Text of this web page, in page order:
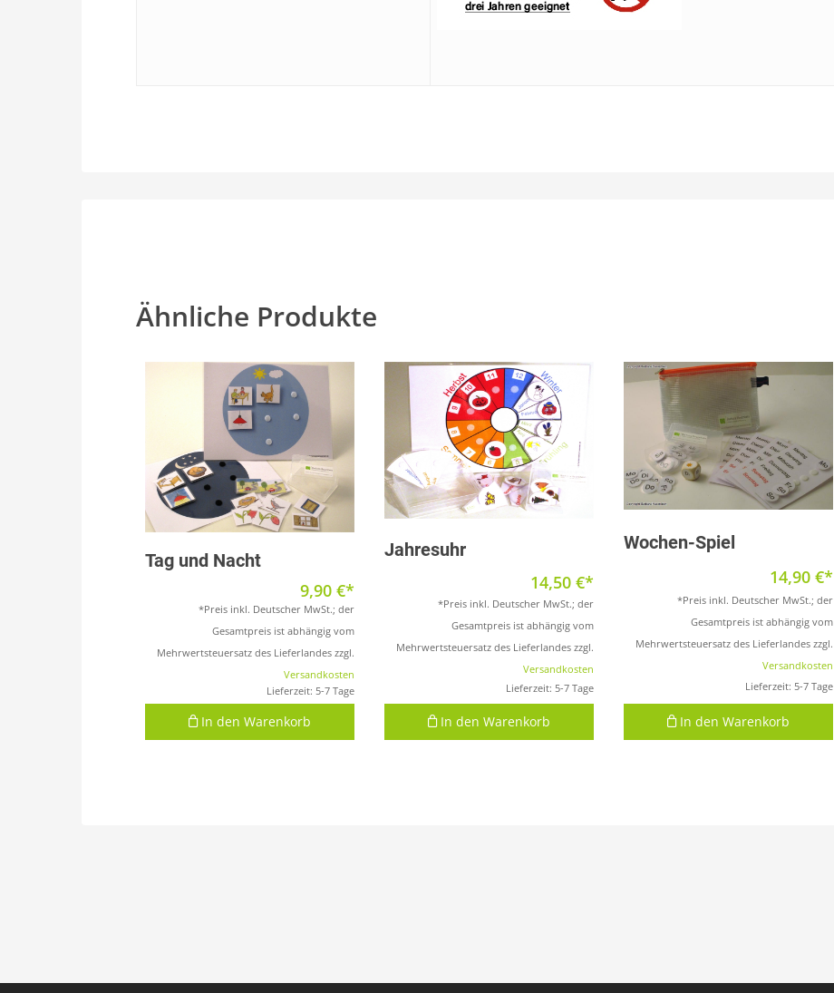
Ähnliche Produkte
Produkt anzeigen
Tag und Nacht
In den Warenkorb
9,90 €
*Preis inkl. Deutscher MwSt.; der
Gesamtpreis ist abhängig vom
Mehrwertsteuersatz des Lieferlandes zzgl.
Versandkosten
Lieferzeit: 5-7 Tage
Jahresuhr
In den Warenkorb
14,50 €
*Preis inkl. Deutscher MwSt.; der
Gesamtpreis ist abhängig vom
Mehrwertsteuersatz des Lieferlandes zzgl.
Versandkosten
Lieferzeit: 5-7 Tage
Wochen-Spiel
In den Warenkorb
14,90 €
*Preis inkl. Deutscher MwSt.; der
Gesamtpreis ist abhängig vom
Mehrwertsteuersatz des Lieferlandes zzgl.
Versandkosten
Lieferzeit: 5-7 Tage